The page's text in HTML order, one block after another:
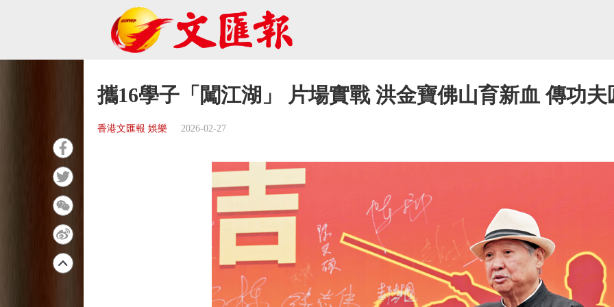
攜16學子「闖江湖」 片場實戰 洪金寶佛山育新血 傳功夫
香港文匯報 娛樂 2026-02-27